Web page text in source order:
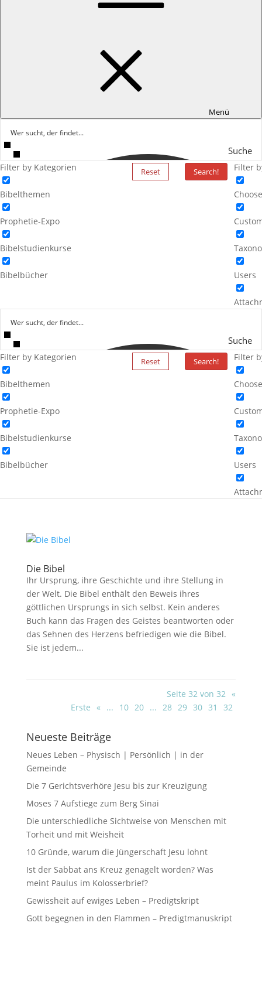
Menü
Suche
Filter by Kategorien
Bibelthemen
Prophetie-Expo
Bibelstudienkurse
Bibelbücher
Reset Search! Filter
Users
Suche
Filter by Kategorien
Bibelthemen
Prophetie-Expo
Bibelstudienkurse
Bibelbücher
Reset Search! Filter
Users
Die Bibel
Ihr Ursprung, ihre Geschichte und ihre Stellung in
der Welt. Die Bibel enthält den Beweis ihres
göttlichen Ursprungs in sich selbst. Kein anderes
Buch kann das Fragen des Geistes beantworten oder
das Sehnen des Herzens befriedigen wie die Bibel.
Sie ist jedem...
Seite 32 von 32 «
Erste
« ... 10 20 ... 28 29 30 31 32
Neueste Beiträge
Neues Leben – Physisch | Persönlich | in der
Gemeinde
Die 7 Gerichtsverhöre Jesu bis zur Kreuzigung
Moses 7 Aufstiege zum Berg Sinai
Die unterschiedliche Sichtweise von Menschen mit
Torheit und mit Weisheit
10 Gründe, warum die Jüngerschaft Jesu lohnt
Ist der Sabbat ans Kreuz genagelt worden? Was
meint Paulus im Kolosserbrief?
Gewissheit auf ewiges Leben – Predigtskript
Gott begegnen in den Flammen – Predigtmanuskript